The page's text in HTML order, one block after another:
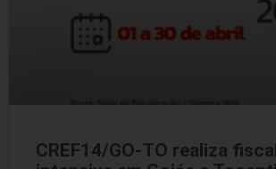
CREF14/GO-TO realiza